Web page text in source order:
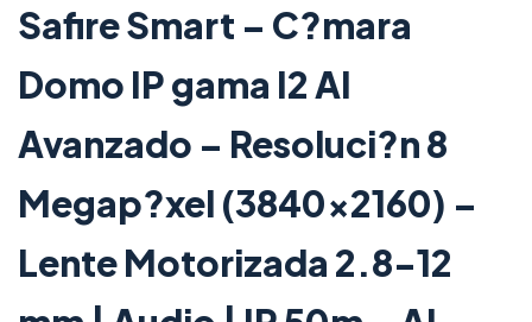
Safire Smart – C?mara
Domo IP gama I2 AI
Avanzado – Resoluci?n 8
Megap?xel (3840×2160) –
Lente Motorizada 2.8-12